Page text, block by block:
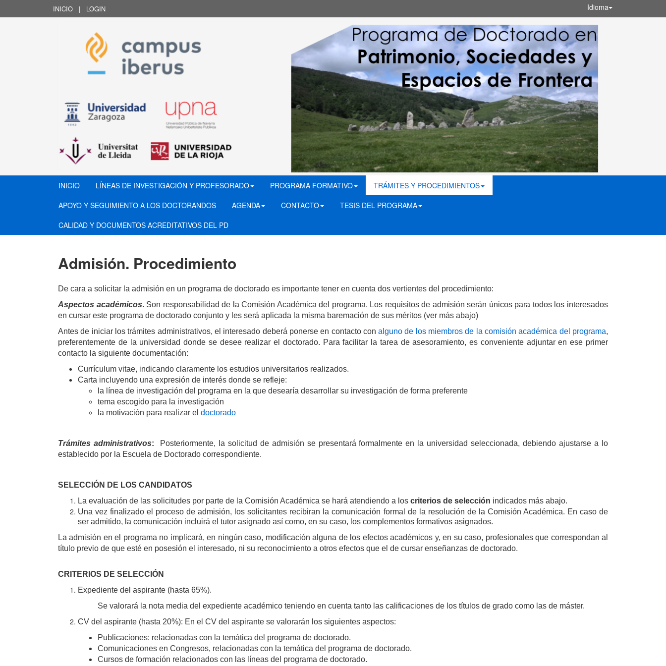
INICIO | LOGIN Idioma
INICIO LÍNEAS DE INVESTIGACIÓN Y PROFESORADO PROGRAMA FORMATIVO
TRÁMITES Y PROCEDIMIENTOS
APOYO Y SEGUIMIENTO A LOS DOCTORANDOS
AGENDA CONTACTO
TESIS DEL PROGRAMA
CALIDAD Y DOCUMENTOS ACREDITATIVOS DEL PD
Admisión. Procedimiento
De cara a solicitar la admisión en un programa de doctorado es importante tener en cuenta dos vertientes del procedimiento:
Aspectos académicos. Son responsabilidad de la Comisión Académica del programa. Los requisitos de admisión serán únicos para todos los interesados
en cursar este programa de doctorado conjunto y les será aplicada la misma baremación de sus méritos (ver más abajo)
Antes de iniciar los trámites administrativos, el interesado deberá ponerse en contacto conalguno de los miembros de la comisión académica del programa,
preferentemente de la universidad donde se desee realizar el doctorado. Para facilitar la tarea de asesoramiento, es conveniente adjuntar en ese primer
contacto la siguiente documentación:
Currículum vitae, indicando claramente los estudios universitarios realizados.
Carta incluyendo una expresión de interés donde se refleje:
la línea de investigación del programa en la que desearía desarrollar su investigación de forma preferente
tema escogido para la investigación
la motivación para realizar el doctorado
Trámites administrativos:
Posteriormente, la solicitud de admisión se presentará formalmente en la universidad seleccionada, debiendo ajustarse a lo
establecido por la Escuela de Doctorado correspondiente.
SELECCIÓN DE LOS CANDIDATOS
La evaluación de las solicitudes por parte de la Comisión Académica se hará atendiendo a los criterios de selección indicados más abajo.
Una vez finalizado el proceso de admisión, los solicitantes recibiran la comunicación formal de la resolución de la Comisión Académica. En caso de
ser admitido, la comunicación incluirá el tutor asignado así como, en su caso, los complementos formativos asignados.
La admisión en el programa no implicará, en ningún caso, modificación alguna de los efectos académicos y, en su caso, profesionales que correspondan al
título previo de que esté en posesión el interesado, ni su reconocimiento a otros efectos que el de cursar enseñanzas de doctorado.
CRITERIOS DE SELECCIÓN
Expediente del aspirante (hasta 65%).
Se valorará la nota media del expediente académico teniendo en cuenta tanto las calificaciones de los títulos de grado como las de máster.
CV del aspirante (hasta 20%): En el CV del aspirante se valorarán los siguientes aspectos:
Publicaciones: relacionadas con la temática del programa de doctorado.
Comunicaciones en Congresos, relacionadas con la temática del programa de doctorado.
Cursos de formación relacionados con las líneas del programa de doctorado.